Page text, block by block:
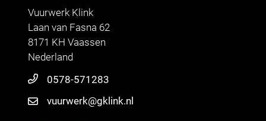
Vuurwerk Klink
Laan van Fasna 62
8171 KH Vaassen
Nederland
0578-571283
vuurwerk@gklink.nl